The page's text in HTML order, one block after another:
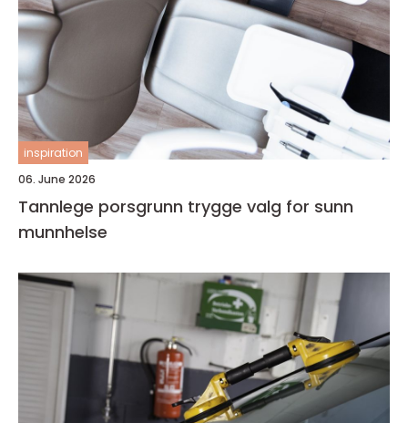
inspiration
06. June 2026
Tannlege porsgrunn trygge valg for sunn
munnhelse